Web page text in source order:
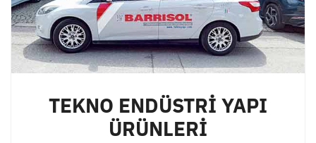
TEKNO ENDÜSTRİ YAPI
ÜRÜNLERİ